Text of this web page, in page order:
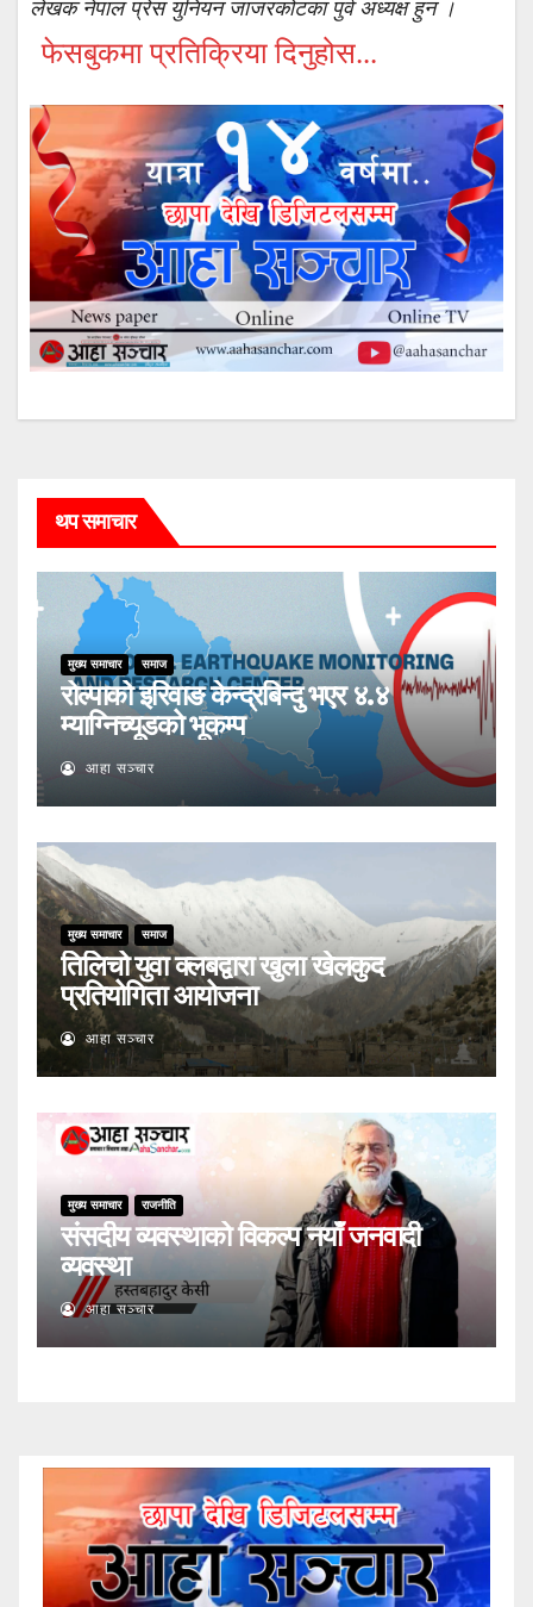
लेखक नेपाल प्रेस युनियन जाजरकोटका पुर्व अध्यक्ष हुन ।
फेसबुकमा प्रतिक्रिया दिनुहोस...
थप समाचार
मुख्य समाचार समाज
रोल्पाको इरिवाङ केन्द्रबिन्दु भएर ४.४
म्याग्निच्यूडको भूकम्प
आहा सञ्चार
मुख्य समाचार समाज
तिलिचो युवा क्लबद्वारा खुला खेलकुद
प्रतियोगिता आयोजना
आहा सञ्चार
मुख्य समाचार राजनीति
संसदीय व्यवस्थाको विकल्प नयाँ जनवादी
व्यवस्था
आहा सञ्चार